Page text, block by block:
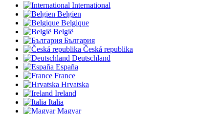
International
Belgien
Belgique
België
България
Česká republika
Deutschland
España
France
Hrvatska
Ireland
Italia
Magyar